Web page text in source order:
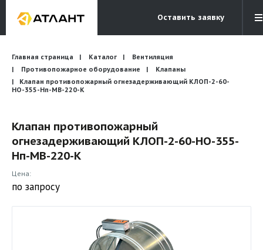
Оставить заявку
Электронная почта
info@atlantcompany.ru
Бесплатный звонок
8 (495) 532-45-07
Бренды
Каталоги
Бланки запросов
Главная страница Каталог
Вентиляция
Противопожарное оборудование
Клапаны
Клапан противопожарный огнезадерживающий КЛОП-2-60-
НО-355-Нп-МВ-220-К
Клапан противопожарный
огнезадерживающий КЛОП-2-60-НО-355-
Нп-МВ-220-К
Цена:
по запросу